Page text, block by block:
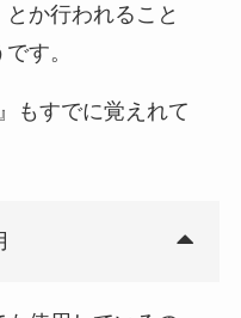
とか行われること
す。
もすでに覚えれて